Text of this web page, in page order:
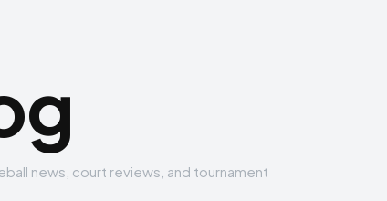
news, court reviews, and tournament